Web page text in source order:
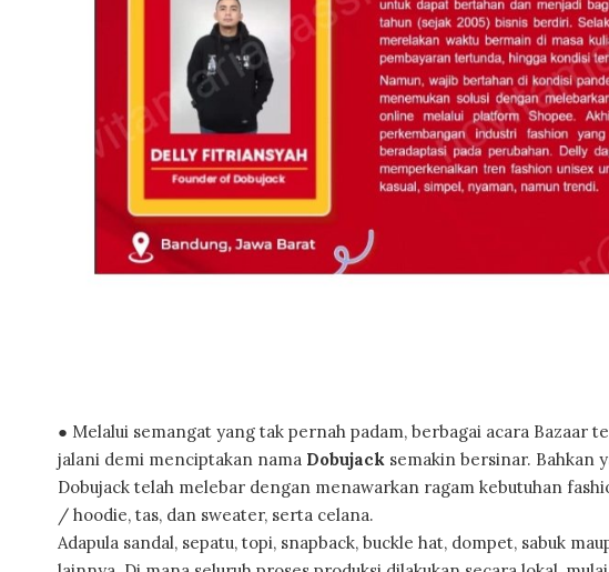
● Melalui semangat yang tak pernah padam, berbagai acara
jalani demi menciptakan nama Dobujack semakin bersinar. Bahkan
Dobujack telah melebar dengan menawarkan ragam kebutuhan
/ hoodie, tas, dan sweater, serta celana.
Adapula sandal, sepatu, topi, snapback, buckle hat, dompet, sabuk